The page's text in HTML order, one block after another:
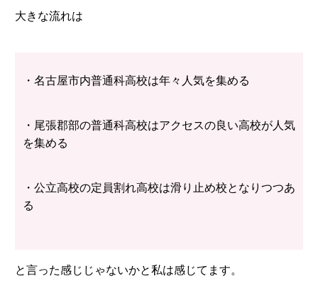
大きな流れは
・名古屋市内普通科高校は年々人気を集める
・尾張郡部の普通科高校はアクセスの良い高校が人気
を集める
・公立高校の定員割れ高校は滑り止め校となりつつあ
る
と言った感じじゃないかと私は感じてます。